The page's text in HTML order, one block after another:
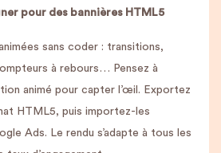
pour des bannières HTML5
sans coder : transitions,
à rebours… Pensez à
animé pour capter l’œil. Exportez
HTML5, puis importez-les
Ads. Le rendu s’adapte à tous les